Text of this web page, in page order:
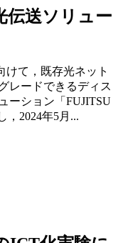
伝送ソリュー
けて，既存光ネット
レードできるディス
ーション「FUJITSU
，2024年5月...